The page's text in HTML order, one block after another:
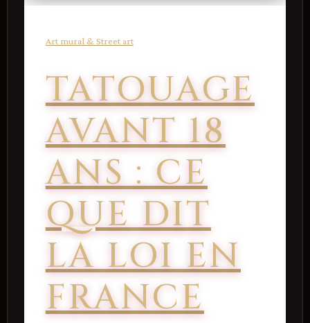
Art mural & Street art
TATOUAGE
AVANT 18
ANS : CE
QUE DIT
LA LOI EN
FRANCE